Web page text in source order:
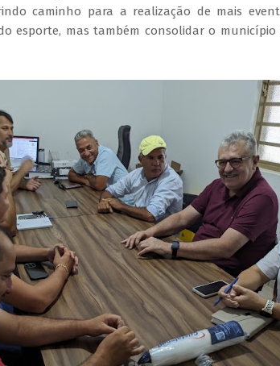
caminho para a realização de mais
esporte, mas também consolidar o